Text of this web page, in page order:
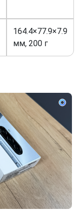
164.4×77.9×7.9
мм, 200 г